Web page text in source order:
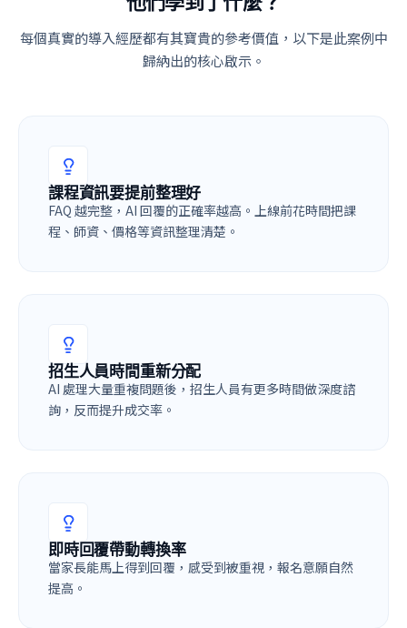
每個真實的導入經歷都有其寶貴的參考價值，以下是此案例中
歸納出的核心啟示。
課程資訊要提前整理好
FAQ 越完整，AI 回覆的正確率越高。上線前花時間把課
程、師資、價格等資訊整理清楚。
招生人員時間重新分配
AI 處理大量重複問題後，招生人員有更多時間做深度諮
詢，反而提升成交率。
即時回覆帶動轉換率
當家長能馬上得到回覆，感受到被重視，報名意願自然
提高。